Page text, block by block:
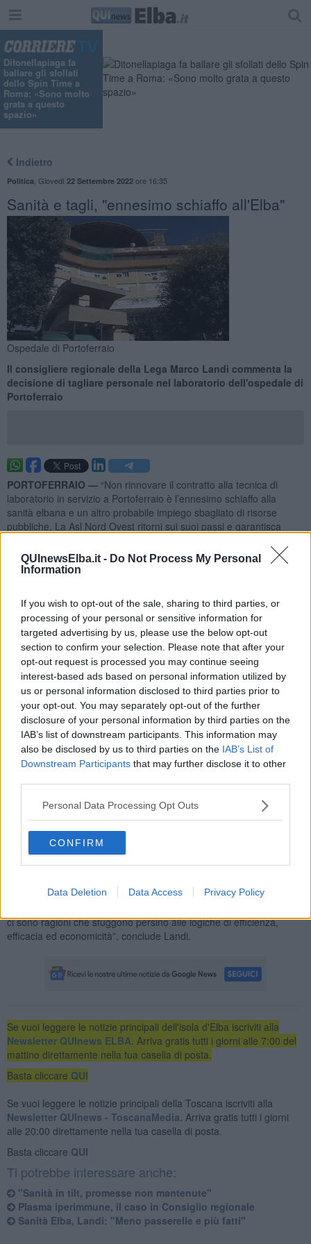
QUInewsElba.it - Do Not Process My Personal
Information
If you wish to opt-out of the sale, sharing to third parties, or
processing of your personal or sensitive information for
targeted advertising by us, please use the below opt-out
section to confirm your selection. Please note that after your
opt-out request is processed you may continue seeing
interest-based ads based on personal information utilized by
us or personal information disclosed to third parties prior to
your opt-out. You may separately opt-out of the further
disclosure of your personal information by third parties on the
IAB’s list of downstream participants. This information may
also be disclosed by us to third parties on the IAB’s List of
Downstream Participants that may further disclose it to other
Personal Data Processing Opt Outs
CONFIRM
Data Deletion Data Access Privacy Policy
Ditonellapiaga fa
ballare gli sfollati
dello Spin Time a
Roma: «Sono molto
grata a questo
spazio»
Indietro
Politica Giovedì 22 Settembre 2022ore 16:35
Sanità e tagli, "ennesimo schiaffo all'Elba"
Ospedale di Portoferraio
Il consigliere regionale della Lega Marco Landi commenta la
decisione di tagliare personale nel laboratorio dell'ospedale di
Portoferraio
PORTOFERRAIO — “Non rinnovare il contratto alla tecnica di
laboratorio in servizio a Portoferraio è l’ennesimo schiaffo alla
sanità elbana e un altro probabile impiego sbagliato di risorse
pubbliche. La Asl Nord Ovest ritorni sui suoi passi e garantisca
adeguato”.
commentando la ventilata ipotesi del mancato rinnovo della tecnica
di laboratorio in servizio a tempo determinato fino al 30 settembre a
Portoferraio.
In sostituzione è prevista la reperibilità e l'utilizzo dei Pcto, una
strumentazione utilizzabile anche dal personale non specializzato
con alti costi di noleggio e di uso.
Una decisione che ha spinto il consigliere Landi a presentare
un’interrogazione all’assessore regionale alla Salute per
conoscere le motivazioni di questa scelta .
reperibilità, con incremento dei rischi per la popolazione, o su
strumentazioni sostitutive costose e non precise come quelle in
dotazione. Si pensi agli eventi tempo-correlati come gli infarti:
attendere l’arrivo del tecnico per rilevare le troponine cardiache
potrebbe essere rischioso, così come affidarsi agli esiti dei Pcto,
di più costosi. Tra noleggio e utilizzo dei reagenti, converrebbe
ci sono ragioni che sfuggono persino alle logiche di efficienza,
efficacia ed economicità”, conclude Landi.
Se vuoi leggere le notizie principali dell'isola d'Elba iscriviti alla
Newsletter QUInews ELBA. Arriva gratis tutti i giorni alle 7:00 del
mattino direttamente nella tua casella di posta.
Basta cliccare QUI
Se vuoi leggere le notizie principali della Toscana iscriviti alla
Newsletter QUInews - ToscanaMedia. Arriva gratis tutti i giorni
alle 20:00 direttamente nella tua casella di posta.
Basta cliccare QUI
Ti potrebbe interessare anche:
"Sanità in tilt, promesse non mantenute"
Plasma iperimmune, il caso in Consiglio regionale
Sanità Elba, Landi: "Meno passerelle e più fatti"